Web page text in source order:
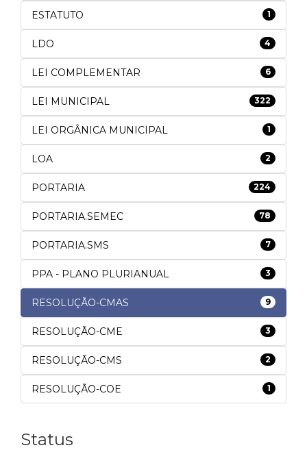
ESTATUTO 1
LDO 4
LEI COMPLEMENTAR 6
LEI MUNICIPAL 322
LEI ORGÂNICA MUNICIPAL 1
LOA 2
PORTARIA 224
PORTARIA.SEMEC 78
PORTARIA.SMS 7
PPA - PLANO PLURIANUAL 3
RESOLUÇÃO-CMAS 9
RESOLUÇÃO-CME 3
RESOLUÇÃO-CMS 2
RESOLUÇÃO-COE 1
Status